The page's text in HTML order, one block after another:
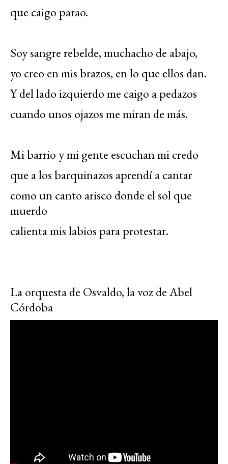
que caigo parao.
Soy sangre rebelde, muchacho de abajo,
yo creo en mis brazos, en lo que ellos dan.
Y del lado izquierdo me caigo a pedazos
cuando unos ojazos me miran de más.
Mi barrio y mi gente escuchan mi credo
que a los barquinazos aprendí a cantar
como un canto arisco donde el sol que
muerdo
calienta mis labios para protestar.
La orquesta de Osvaldo, la voz de Abel
Córdoba